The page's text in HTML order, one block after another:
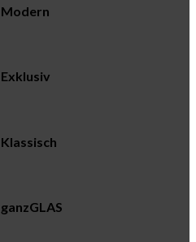
Modern
Exklusiv
Klassisch
ganzGLAS